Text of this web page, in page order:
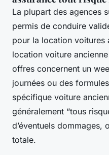
La plupart des agences
permis de conduire
pour la location voitures
location voiture
offres concernent un
journées ou des
spécifique voiture
généralement “tous
d’éventuels dommages,
totale.